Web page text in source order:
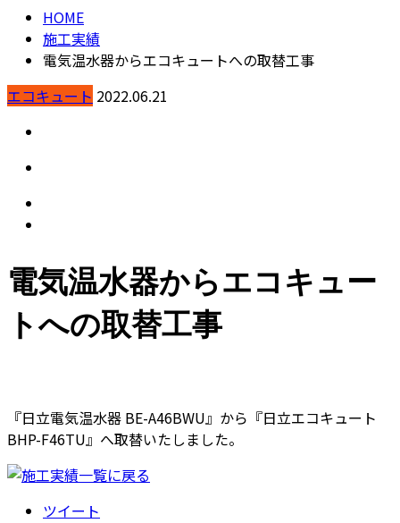
HOME
施工実績
電気温水器からエコキュートへの取替工事
エコキュート 2022.06.21
電気温水器からエコキュー
トへの取替工事
『日立電気温水器 BE-A46BWU』から『日立エコキュート
BHP-F46TU』へ取替いたしました。
ツイート